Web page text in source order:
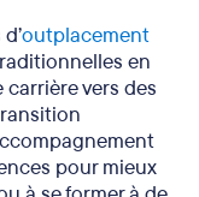
outplacement
en
vers des
pour mieux